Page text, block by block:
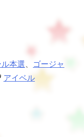
本選、
ゴージャ
アイベル